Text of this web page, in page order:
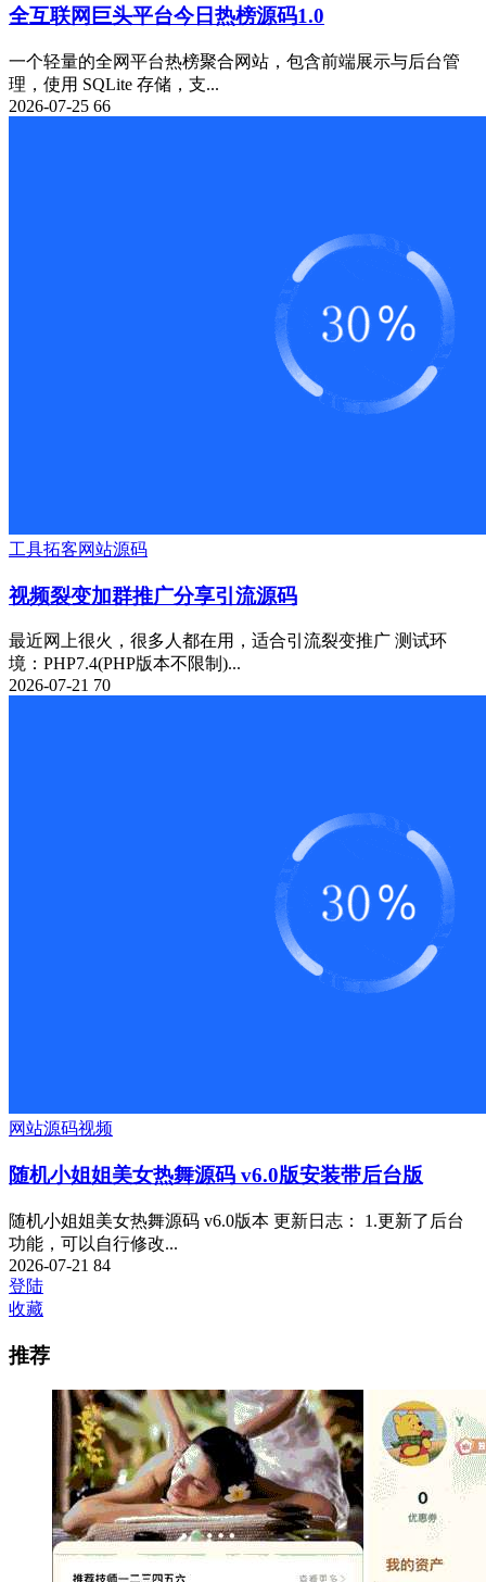
全互联网巨头平台今日热榜源码1.0
一个轻量的全网平台热榜聚合网站，包含前端展示与后台管
理，使用 SQLite 存储，支...
2026-07-25 66
工具拓客网站源码
视频裂变加群推广分享引流源码
最近网上很火，很多人都在用，适合引流裂变推广 测试环
境：PHP7.4(PHP版本不限制)...
2026-07-21 70
网站源码视频
随机小姐姐美女热舞源码 v6.0版安装带后台版
随机小姐姐美女热舞源码 v6.0版本 更新日志： 1.更新了后台
功能，可以自行修改...
2026-07-21 84
登陆
收藏
推荐